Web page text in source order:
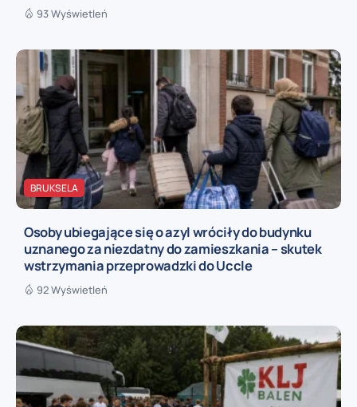
93 Wyświetleń
BRUKSELA
Osoby ubiegające się o azyl wróciły do budynku
uznanego za niezdatny do zamieszkania – skutek
wstrzymania przeprowadzki do Uccle
92 Wyświetleń